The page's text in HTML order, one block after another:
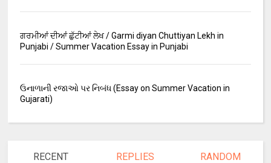
ਗਰਮੀਆਂ ਦੀਆਂ ਛੁੱਟੀਆਂ ਲੇਖ / Garmi diyan Chuttiyan Lekh in
Punjabi / Summer Vacation Essay in Punjabi
ઉનાળાની રજાઓ પર નિબંધ (Essay on Summer Vacation in
Gujarati)
RECENT REPLIES RANDOM